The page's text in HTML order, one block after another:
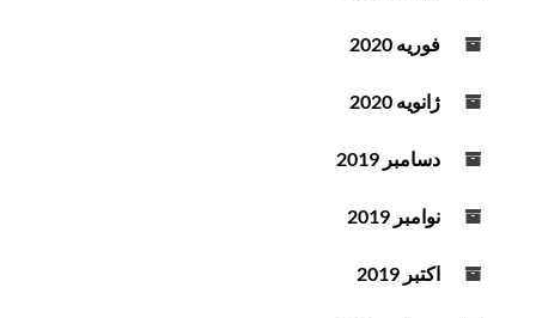
فوریه 2020
ژانویه 2020
دسامبر 2019
نوامبر 2019
اکتبر 2019